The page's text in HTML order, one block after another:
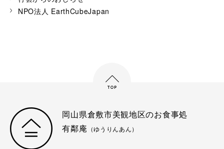
NPO法人 EarthCubeJapan
岡山県倉敷市美観地区のお食事処
有鄰庵 （ゆうりんあん）